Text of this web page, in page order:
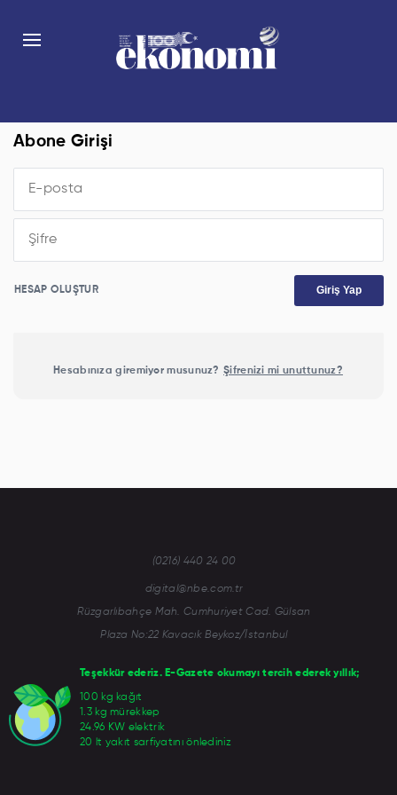
Abone Girişi
HESAP OLUŞTUR Giriş Yap
Hesabınıza giremiyor musunuz? Şifrenizi mi unuttunuz?
Teşekkür ederiz. E-Gazete okumayı tercih ederek yıllık;
100 kg kağıt
1.3 kg mürekkep
24.96 KW elektrik
20 lt yakıt sarfiyatını önlediniz
(0216) 440 24 00
digital@nbe.com.tr
Rüzgarlıbahçe Mah. Cumhuriyet Cad. Gülsan
Plaza No:22 Kavacık Beykoz/İstanbul